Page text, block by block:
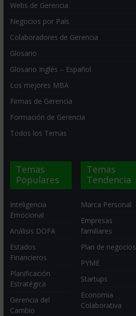
Webs de Gerencia
Negocios por País
Colaboradores de Gerencia
Glosario
Glosario Inglés – Español
Los mejores MBA
Firmas de Gerencia
Formación de Gerencia
Todos los Temas
Temas
Populares
Inteligencia
Emocional
Análisis DOFA
Estados
Financieros
Planificación
Estratégica
Gerencia del
Cambio
Temas
Tendencia
Marca Personal
Empresas
familiares
Plan de negocios
PYME
Startups
Economia
Colaborativa